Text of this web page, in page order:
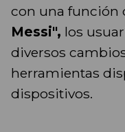
con una función
Messi", los
diversos
herramientas
dispositivos.